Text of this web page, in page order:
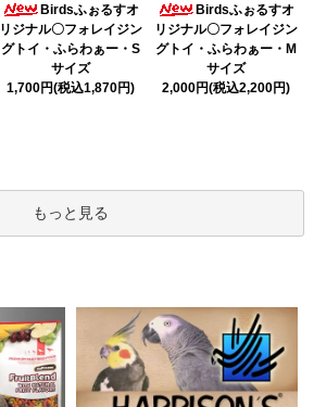
Birdsふぉるすオ
リジナル〇フォレイジン
グトイ・ふらわぁー・S
サイズ
1,700円(税込1,870円)
Birdsふぉるすオ
リジナル〇フォレイジン
グトイ・ふらわぁー・M
サイズ
2,000円(税込2,200円)
もっと見る